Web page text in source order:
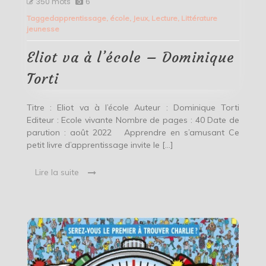
à
Dominique
Torti
Taggedapprentissage, école, Jeux, Lecture, Littérature
jeunesse
Eliot va à l’école – Dominique
Torti
Titre : Eliot va à l’école Auteur : Dominique Torti
Editeur : Ecole vivante Nombre de pages : 40 Date de
parution : août 2022 Apprendre en s’amusant Ce
petit livre d’apprentissage invite le […]
Lire la suite